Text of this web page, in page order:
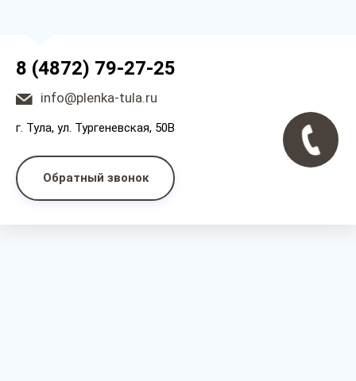
8 (4872) 79-27-25
info@plenka-tula.ru
г. Тула, ул. Тургеневская, 50В
Обратный звонок